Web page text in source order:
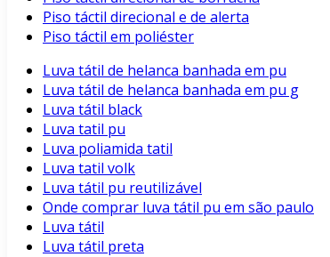
Piso táctil direcional e de alerta
Piso táctil em poliéster
Luva tátil de helanca banhada em pu
Luva tátil de helanca banhada em pu g
Luva tátil black
Luva tatil pu
Luva poliamida tatil
Luva tatil volk
Luva tátil pu reutilizável
Onde comprar luva tátil pu em são paulo
Luva tátil
Luva tátil preta